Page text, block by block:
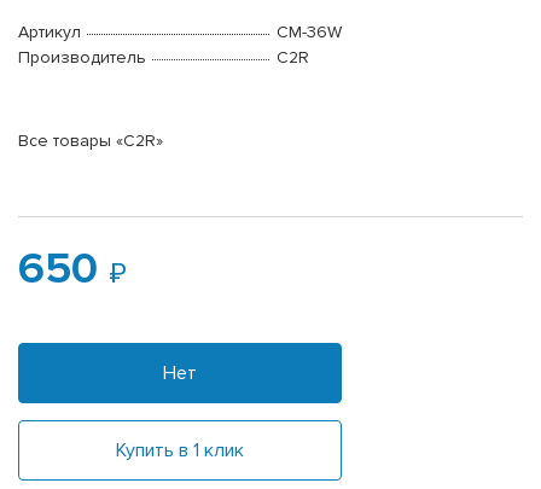
Артикул
CM-36W
Производитель
C2R
Все товары «C2R»
650
Нет
Купить в 1 клик